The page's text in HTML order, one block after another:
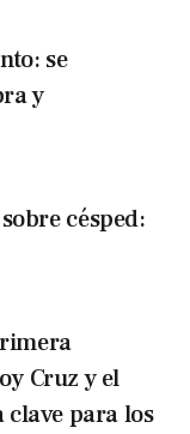
se
y
césped:
Cruz y el
clave para los